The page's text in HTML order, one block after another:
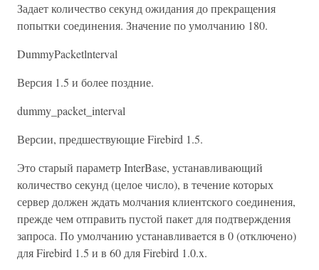
Задает количество секунд ожидания до прекращения
попытки соединения. Значение по умолчанию 180.
DummyPacketlnterval
Версия 1.5 и более поздние.
dummy_packet_interval
Версии, предшествующие Firebird 1.5.
Это старый параметр InterBase, устанавливающий
количество секунд (целое число), в течение которых
сервер должен ждать молчания клиентского соединения,
прежде чем отправить пустой пакет для подтверждения
запроса. По умолчанию устанавливается в 0 (отключено)
для Firebird 1.5 и в 60 для Firebird 1.0.x.